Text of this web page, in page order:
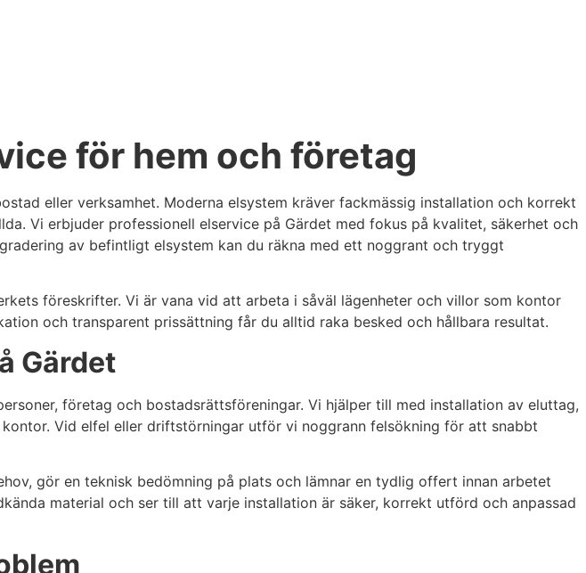
för hem och företag
eller verksamhet. Moderna elsystem kräver fackmässig installation och korrekt
Vi erbjuder professionell elservice på Gärdet med fokus på kvalitet, säkerhet och
av befintligt elsystem kan du räkna med ett noggrant och tryggt
föreskrifter. Vi är vana vid att arbeta i såväl lägenheter och villor som kontor
och transparent prissättning får du alltid raka besked och hållbara resultat.
Gärdet
företag och bostadsrättsföreningar. Vi hjälper till med installation av eluttag,
Vid elfel eller driftstörningar utför vi noggrann felsökning för att snabbt
gör en teknisk bedömning på plats och lämnar en tydlig offert innan arbetet
material och ser till att varje installation är säker, korrekt utförd och anpassad